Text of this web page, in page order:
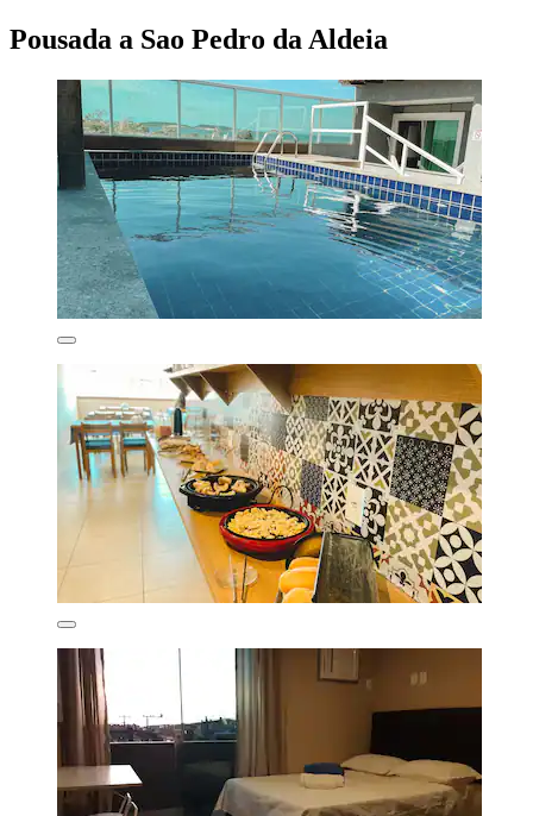
Pousada a Sao Pedro da Aldeia